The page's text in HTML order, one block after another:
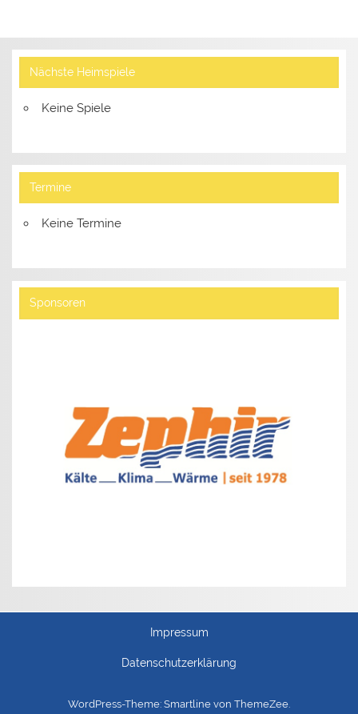
Nächste Heimspiele
Keine Spiele
Termine
Keine Termine
Sponsoren
Impressum
Datenschutzerklärung
WordPress-Theme: Smartline von ThemeZee.